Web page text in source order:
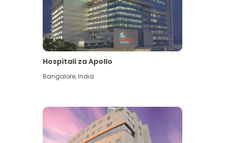
Hospitali za Apollo
Bangalore,India